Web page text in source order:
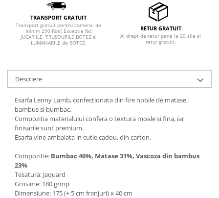
TRANSPORT GRATUIT
Transport gratuit pentru comenzi de
minim 290 Ron! Exceptie fac
JUCARIILE, TRUSOURILE BOTEZ si
LUMANARILE de BOTEZ.
RETUR GRATUIT
Ai drept de retur pana la 20 zile si
retur gratuit.
Descriere
Esarfa Lenny Lamb, confectionata din fire nobile de matase,
bambus si bumbac.
Compozitia materialului confera o textura moale si fina, iar
finisarile sunt premium.
Esarfa vine ambalata in cutie cadou, din carton.
Compozitie: Bumbac 46%, Matase 31%, Vascoza din bambus
23%
Tesatura: Jaquard
Grosime: 180 g/mp
Dimensiune: 175 (+ 5 cm franjuri) x 40 cm